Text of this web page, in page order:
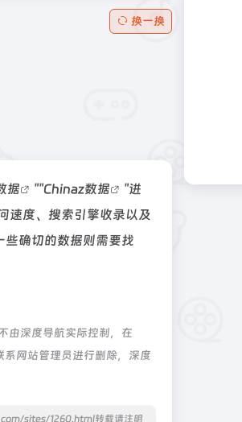
换一换
据 ""Chinaz数据
"进
速度、搜索引擎收录以及
确切的数据则需要找
由深度导航实际控制，在
网站管理员进行删除，深度
sites/1260.html转载请注明